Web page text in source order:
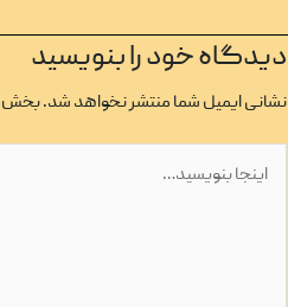
دیدگاه‌ خود را بنویسید
نشانی ایمیل شما منتشر نخواهد شد.
بنویسید…